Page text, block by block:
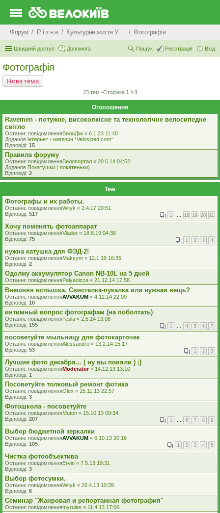
Форум Р i з н е Культурне життя України: турбота про духовну спадщину країни, та культурний розвиток генофонду нації Фотографія
Швидкий доступ Допомога Вхід
Реєстрація
Пошук
Фотографія
Нова тема
23 тем •Сторінка 1 з 1
Оголошення
Ravemen - потужне, високоякісне та технологічне велосипедне
світло
Останнє повідомленняВелоДім « 6.1.23 11:40
Доданов iнтернет - магазин *Velosiped.com*
Відповіді: 15
Правила форуму
Останнє повідомленняВелопортал « 20.6.14 04:52
Доданов Покатушки ( покатеньки)
Відповіді: 2
Тем
Фотографы и их работы.
Останнє повідомленняWityk « 2.4.17 20:51
Відповіді: 517 1 … 18 19 20 21
Хочу поменять фотоаппарат
Останнє повідомленняVlador « 18.6.19 04:38
Відповіді: 75 1 2 3 4
нужна катушка для ФЭД-2!
Останнє повідомленняMaksym « 12.1.19 16:35
Відповіді: 2
Одолжу аккумулятор Canon NB-10L на 5 дней
Останнє повідомленняPalyanizza « 21.12.14 17:58
Внешняя вспышка. Свистелка-пукалка или нужная вещь?
Останнє повідомленняAVVAKUM « 4.12.14 22:00
Відповіді: 10
интимный вопрос фотографам (на поболтать)
Останнє повідомленняTesla « 2.5.14 13:08
Відповіді: 155 1 … 4 5 6 7
посоветуйте мыльницу для фотокарточек
Останнє повідомленняAlessandro « 13.2.14 15:17
Відповіді: 53 1 2 3
Лучшие фото декабря... ( ну вы поняли ) ;)
Останнє повідомленняModerator« 14.12.13 13:10
Відповіді: 1
Посоветуйте толковый ремонт фотика
Останнє повідомленняOlex « 15.11.13 22:57
Відповіді: 3
Фотошкола - посоветуйте
Останнє повідомленняMuton « 15.10.13 09:34
Відповіді: 207 1 … 6 7 8 9
Выбор бюджетной зеркалки
Останнє повідомленняAVVAKUM « 6.10.13 20:16
Відповіді: 105 1 2 3 4 5
Чистка фотообъектива
Останнє повідомленняErvin « 7.5.13 19:31
Відповіді: 3
Выбор фотосумки.
Останнє повідомленняWityk « 26.4.13 10:39
Відповіді: 6
Семинар "Жанровая и репортажная фотография"
Останнє повідомленняmyrules « 11.4.13 17:06